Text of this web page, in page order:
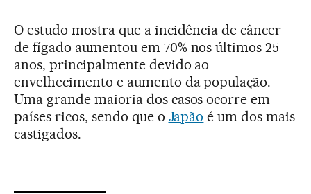
O estudo mostra que a incidência de câncer
de fígado aumentou em 70% nos últimos 25
anos, principalmente devido ao
envelhecimento e aumento da população.
Uma grande maioria dos casos ocorre em
países ricos, sendo que o Japão é um dos mais
castigados.